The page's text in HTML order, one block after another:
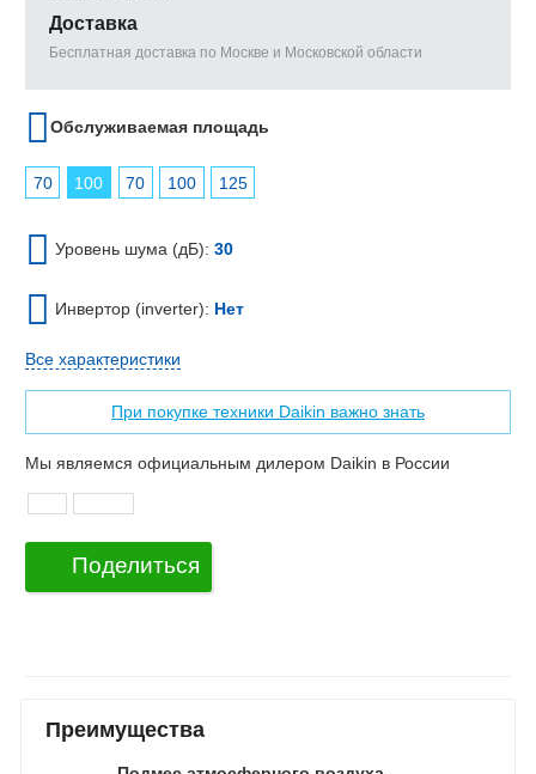
Доставка
Бесплатная доставка по Москве и Московской области
Обслуживаемая площадь
70 100 70 100 125
Уровень шума (дБ): 30
Инвертор (inverter): Нет
Все характеристики
При покупке техники Daikin важно знать
Мы являемся официальным дилером Daikin в России
Поделиться
Преимущества